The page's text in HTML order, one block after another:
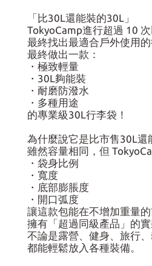
「比30L還能裝的30L」
TokyoCamp進行超過 10
最終找出最適合戶外使用
最終做出一款：
・極致輕量
・30L夠能裝
・耐磨防潑水
・多種用途
的專業級30L行李袋！
為什麼說它是比市售30L還
雖然容量相同，但
・袋身比例
・寬度
・底部膨脹度
・開口弧度
讓這款包能在不增加重量的
擁有「超過同級產品」的實
不論是露營、健身、旅行、
都能輕鬆放入各種裝備。